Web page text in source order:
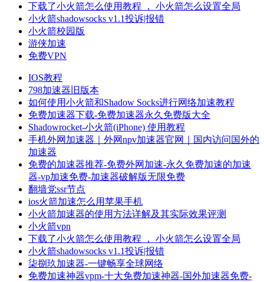
下载了小火箭怎么使用教程 ， 小火箭怎么设置全局
小火箭shadowsocks v1.1投诉|报错
小火箭校园版
游侠加速
免费VPN
IOS教程
798加速器旧版本
如何使用小火箭和Shadow Socks进行网络加速教程
免费加速器下载-免费加速器永久免费版大全
Shadowrocket-小火箭(iPhone) 使用教程
手机外网加速器｜外网npv加速器官网｜国内访问国外的
加速器
免费的加速器推荐-免费外网加速-永久免费加速的加速
器-vp加速免费-加速器破解版无限免费
翻墙党ssr节点
ios火箭加速怎么用苹果手机
小火箭加速器的使用方法详解及其实际效果评测
小火箭vpn
下载了小火箭怎么使用教程 ， 小火箭怎么设置全局
小火箭shadowsocks v1.1投诉|报错
柒捌玖加速器-一键畅享全球网络
免费加速神器vpm-十大免费加速神器-国外加速器免费-